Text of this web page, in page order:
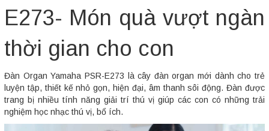
E273- Món quà vượt ngàn
thời gian cho con
Đàn Organ Yamaha PSR-E273 là cây đàn organ mới dành cho trẻ
luyện tập, thiết kế nhỏ gọn, hiện đại, âm thanh sôi động. Đàn được
trang bị nhiều tính năng giải trí thú vị giúp các con có những trải
nghiệm học nhạc thú vị, bổ ích.